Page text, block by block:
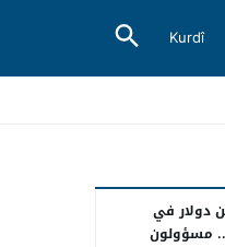
Kurdî
ملايين دولار في
مسؤولون